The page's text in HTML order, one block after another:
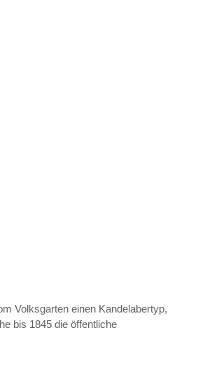
Volksgarten einen Kandelabertyp,
bis 1845 die öffentliche